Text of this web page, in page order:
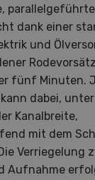
dank einer
und
fünf Minuten.
dabei, unter
Kanalbreite,
mit dem
Verriegelung
Aufnahme